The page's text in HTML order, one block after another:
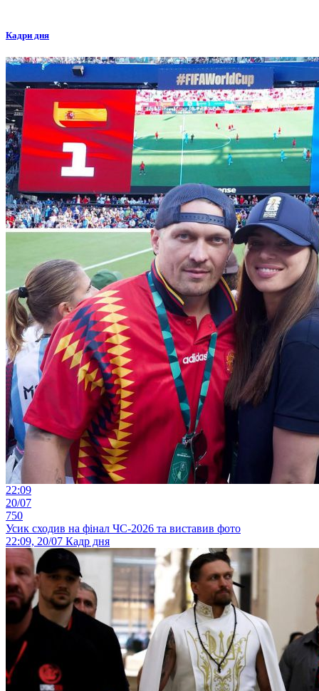
Кадри дня
22:09
20/07
750
Усик сходив на фінал ЧС-2026 та виставив фото
22:09, 20/07 Кадр дня